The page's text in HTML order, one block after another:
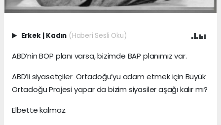
Erkek | Kadın (Haberi Sesli Oku)
ABD’nin BOP planı varsa, bizimde BAP planımız var.
ABD’li siyasetçiler Ortadoğu’yu adam etmek için Büyük
Ortadoğu Projesi yapar da bizim siyasiler aşağı kalır mı?
Elbette kalmaz.